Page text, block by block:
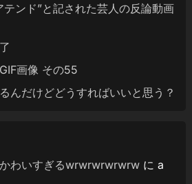
ンド”と記された芸人の反論動画
画像 その55
んだけどどうすればいいと思う？
かわいすぎるwrwrwrwrwrwに a